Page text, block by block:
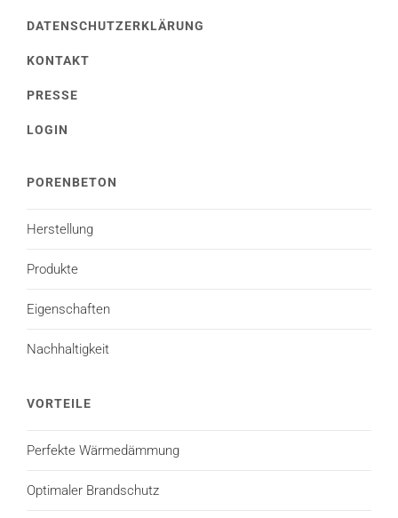
DATENSCHUTZERKLÄRUNG
KONTAKT
PRESSE
LOGIN
PORENBETON
Herstellung
Produkte
Eigenschaften
Nachhaltigkeit
VORTEILE
Perfekte Wärmedämmung
Optimaler Brandschutz